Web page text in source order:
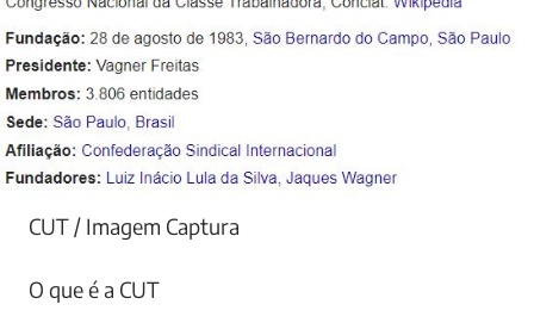
CUT / Imagem Captura
O que é a CUT